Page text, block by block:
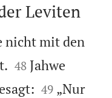
Leviten
nicht mit den


48 Jahwe


49 „Nur